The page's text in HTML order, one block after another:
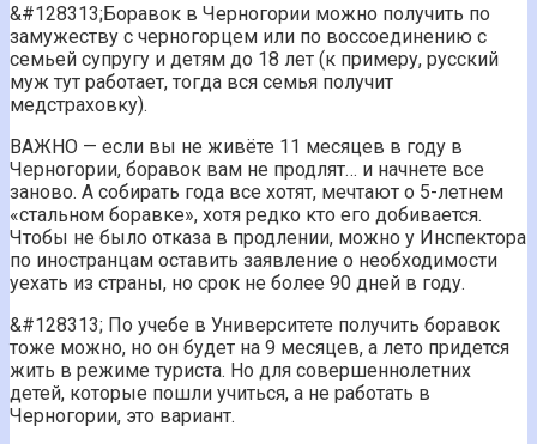
&#128313;️Боравок в Черногории можно получить по
замужеству с черногорцем или по воссоединению с
семьей супругу и детям до 18 лет (к примеру, русский
муж тут работает, тогда вся семья получит
медстраховку).
ВАЖНО — если вы не живёте 11 месяцев в году в
Черногории, боравок вам не продлят… и начнете все
заново. А собирать года все хотят, мечтают о 5-летнем
«стальном боравке», хотя редко кто его добивается.
Чтобы не было отказа в продлении, можно у Инспектора
по иностранцам оставить заявление о необходимости
уехать из страны, но срок не более 90 дней в году.
&#128313;️ По учебе в Университете получить боравок
тоже можно, но он будет на 9 месяцев, а лето придется
жить в режиме туриста. Но для совершеннолетних
детей, которые пошли учиться, а не работать в
Черногории, это вариант.